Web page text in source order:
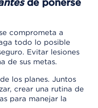
de ponerse
comprometa a
todo lo posible
Evitar lesiones
de sus metas.
los planes. Juntos
crear una rutina de
para manejar la